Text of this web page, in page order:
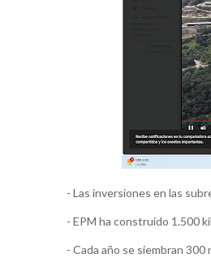
- Las inversiones en las
- EPM ha construido 1.500
- Cada año se siembran